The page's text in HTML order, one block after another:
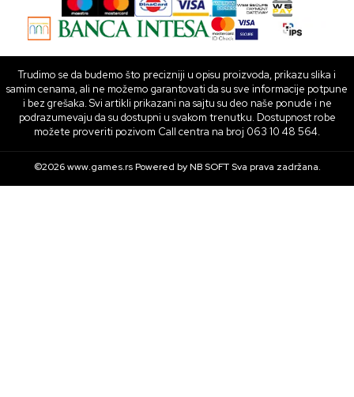
Trudimo se da budemo što precizniji u opisu proizvoda, prikazu slika i
samim cenama, ali ne možemo garantovati da su sve informacije potpune
i bez grešaka. Svi artikli prikazani na sajtu su deo naše ponude i ne
podrazumevaju da su dostupni u svakom trenutku. Dostupnost robe
možete proveriti pozivom Call centra na broj 063 10 48 564.
©2026www.games.rs Powered byNB SOFTSva prava zadržana.